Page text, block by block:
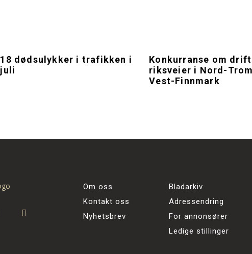
18 dødsulykker i trafikken i
juli
Konkurranse om
riksveier i Nord-
Vest-Finnmark
Om oss
Kontakt oss
Nyhetsbrev
Bladarkiv
Adressendring
For annonsører
Ledige stillinger